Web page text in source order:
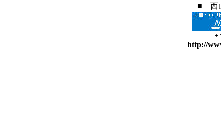
■ 西
+
http://